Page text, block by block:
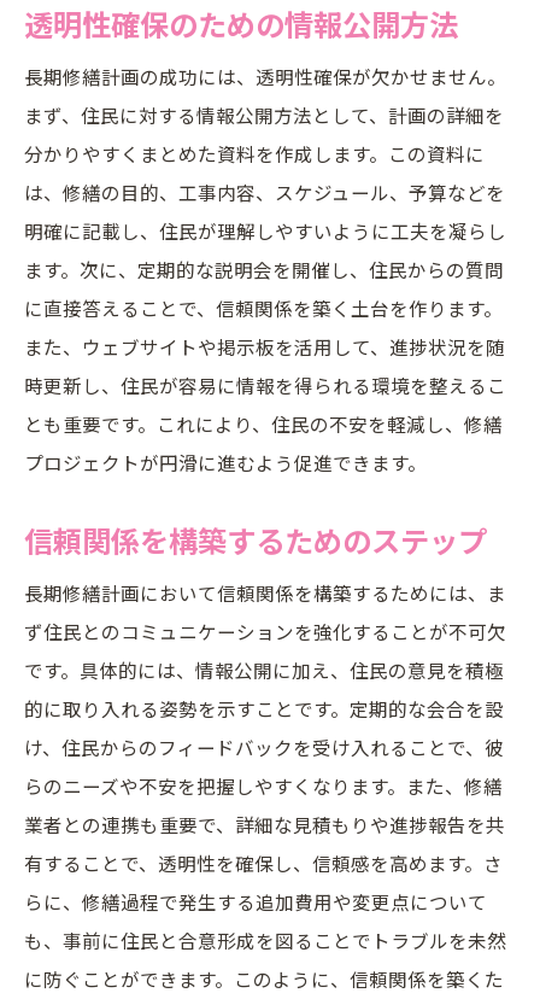
透明性確保のための情報公開方法
長期修繕計画の成功には、透明性確保が欠かせません。
まず、住民に対する情報公開方法として、計画の詳細を
分かりやすくまとめた資料を作成します。この資料に
は、修繕の目的、工事内容、スケジュール、予算などを
明確に記載し、住民が理解しやすいように工夫を凝らし
ます。次に、定期的な説明会を開催し、住民からの質問
に直接答えることで、信頼関係を築く土台を作ります。
また、ウェブサイトや掲示板を活用して、進捗状況を随
時更新し、住民が容易に情報を得られる環境を整えるこ
とも重要です。これにより、住民の不安を軽減し、修繕
プロジェクトが円滑に進むよう促進できます。
信頼関係を構築するためのステップ
長期修繕計画において信頼関係を構築するためには、ま
ず住民とのコミュニケーションを強化することが不可欠
です。具体的には、情報公開に加え、住民の意見を積極
的に取り入れる姿勢を示すことです。定期的な会合を設
け、住民からのフィードバックを受け入れることで、彼
らのニーズや不安を把握しやすくなります。また、修繕
業者との連携も重要で、詳細な見積もりや進捗報告を共
有することで、透明性を確保し、信頼感を高めます。さ
らに、修繕過程で発生する追加費用や変更点について
も、事前に住民と合意形成を図ることでトラブルを未然
に防ぐことができます。このように、信頼関係を築くた